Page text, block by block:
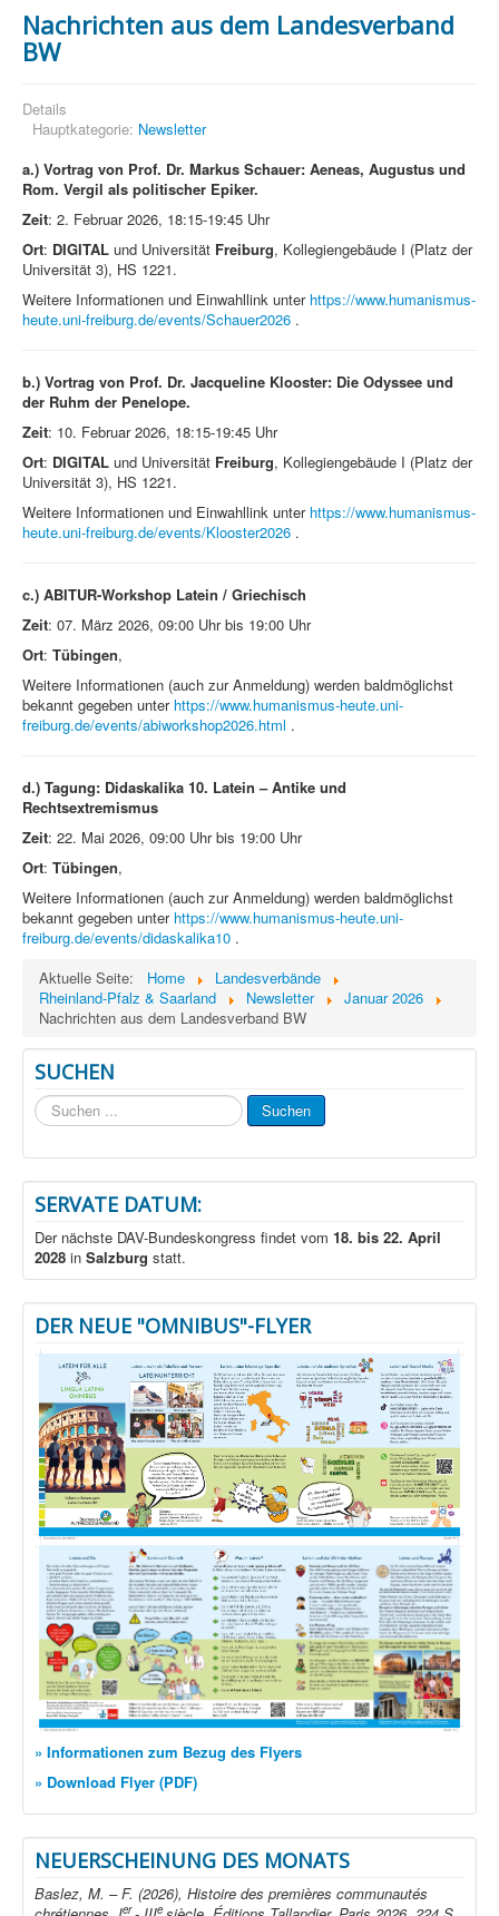
Nachrichten aus dem Landesverband
BW
Details
Hauptkategorie: Newsletter
a.) Vortrag von Prof. Dr. Markus Schauer: Aeneas, Augustus und
Rom. Vergil als politischer Epiker.
Zeit: 2. Februar 2026, 18:15-19:45 Uhr
Ort: DIGITAL und Universität Freiburg, Kollegiengebäude I (Platz der
Universität 3), HS 1221.
Weitere Informationen und Einwahllink unter https://www.humanismus-
heute.uni-freiburg.de/events/Schauer2026 .
b.) Vortrag von Prof. Dr. Jacqueline Klooster: Die Odyssee und
der Ruhm der Penelope.
Zeit: 10. Februar 2026, 18:15-19:45 Uhr
Ort: DIGITAL und Universität Freiburg, Kollegiengebäude I (Platz der
Universität 3), HS 1221.
Weitere Informationen und Einwahllink unter https://www.humanismus-
heute.uni-freiburg.de/events/Klooster2026 .
c.) ABITUR-Workshop Latein / Griechisch
Zeit: 07. März 2026, 09:00 Uhr bis 19:00 Uhr
Ort: Tübingen,
Weitere Informationen (auch zur Anmeldung) werden baldmöglichst
bekannt gegeben unter https://www.humanismus-heute.uni-
freiburg.de/events/abiworkshop2026.html .
d.) Tagung: Didaskalika 10. Latein – Antike und
Rechtsextremismus
Zeit: 22. Mai 2026, 09:00 Uhr bis 19:00 Uhr
Ort: Tübingen,
Weitere Informationen (auch zur Anmeldung) werden baldmöglichst
bekannt gegeben unter https://www.humanismus-heute.uni-
freiburg.de/events/didaskalika10 .
Aktuelle Seite:
Home
Landesverbände
Rheinland-Pfalz & Saarland
Newsletter
Januar 2026
Nachrichten aus dem Landesverband BW
SUCHEN
Suchen
...
Suchen
SERVATE DATUM:
Der nächste DAV-Bundeskongress findet vom 18. bis 22. April
2028 in Salzburg statt.
DER NEUE "OMNIBUS"-FLYER
» Informationen zum Bezug des Flyers
» Download Flyer (PDF)
NEUERSCHEINUNG DES MONATS
Baslez, M. – F. (2026), Histoire des premières communautés
er e